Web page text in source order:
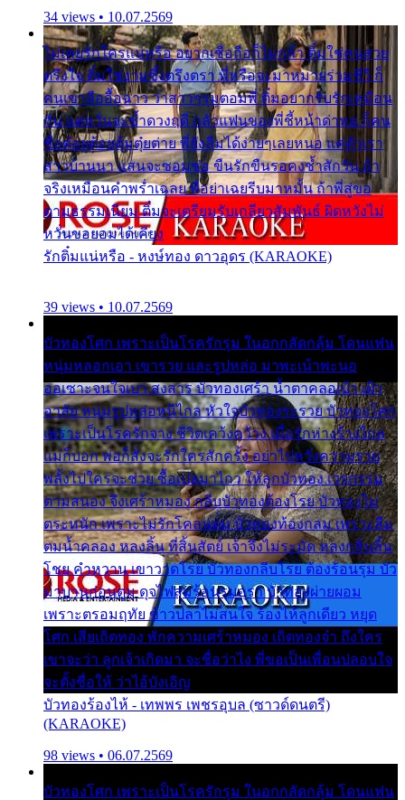
34 views • 10.07.2569
ไม่เคยรักใครแน่หรือ อยากเชื่อถือก็ไม่กล้า ติ๋มใช่คนสวย
ตรึงใจ ติ๋มใช่งามซึ้งตรึงตรา พี่หรือจะมาหมายร่วมชีวี ก็
คนเขาลืออื้อฉาว ว่าสาวๆรุมตอมพี่ ติ๋มอยากรับรักเหมือน
กัน แต่หวั่นจะช้ำดวงฤดี กลัวแฟนของพี่ชี้หน้าด่าทอ ก็คน
ชื่อต๋อยต้อยตุ้มตุ๋ยต่าย พี่ยังลืมได้ง่ายๆเลยหนอ แค่ตัวเรา
สาวบ้านนา แสนจะซอมซ่อ ขืนรักขืนรอคงช้ำสักวัน ถ้า
จริงเหมือนคำพร่ำเฉลย พี่อย่าเฉยรีบมาหมั้น ถ้าพี่สู่ขอ
ตามธรรมเนียม ติ๋มจะเตรียมรับเกลียวสัมพันธ์ ผิดหวังไม่
หวั่นขอยอมได้เคียง
รักติ๋มแน่หรือ - หงษ์ทอง ดาวอุดร (KARAOKE)
39 views • 10.07.2569
บัวทองโศก เพราะเป็นโรครักรุม ในอกกลัดกลุ้ม โดนแฟน
หนุ่มหลอกเอา เขารวย และรูปหล่อ มาพะเน้าพะนอ
ออเซาะจนใจเบา สงสาร บัวทองเศร้า น้ำตาคลอเบ้า เฝ้า
อาลัย หนุ่มรูปหล่อหนีไกล หัวใจบัวทองระรวย บัวทองโศก
เพราะเป็นโรครักจาง ชีวิตเคว้งคว้าง เมื่อรักห่างร้างไกล
แม่ก็บอก พ่อก็สั่งจะรักใครสักครั้ง อย่าไปหวังความรวย
พลั้งไปใครจะช่วย ซื้อเปลมาไกว ให้ลูกบัวทอง เวรกรรม
ตามสนอง จึงเศร้าหมอง กลีบบัวทองต้องโรย บัวทองไม่
ตระหนัก เพราะไม่รักโคลนตม บัวทองท้องกลม เพราะลืม
ตมน้ำคลอง หลงลิ้น ที่สิ้นสัตย์ เจ้าจึงไม่ระมัด หลงกลิ่นลิ้น
โชย คำหวาน เขาวาดโรย บัวทองกลีบโรย ต้องร้อนรุม บัว
มาบานก่อนตูม ดุจไฟสุมร้อนรุมอุรา บัวทองผ่ายผอม
เพราะตรอมฤทัย ข้าวปลาไม่สนใจ ร้องไห้ลูกเดียว หยุด
โศก เสียเถิดทอง พักความเศร้าหมอง เถิดทองจ๋า ถึงใคร
เขาจะว่า ลูกเจ้าเกิดมา จะชื่อว่าไง พี่ขอเป็นเพื่อนปลอบใจ
จะตั้งชื่อให้ ว่าไอ้บังเอิญ
บัวทองร้องไห้ - เทพพร เพชรอุบล (ซาวด์ดนตรี)
(KARAOKE)
98 views • 06.07.2569
บัวทองโศก เพราะเป็นโรครักรุม ในอกกลัดกลุ้ม โดนแฟน